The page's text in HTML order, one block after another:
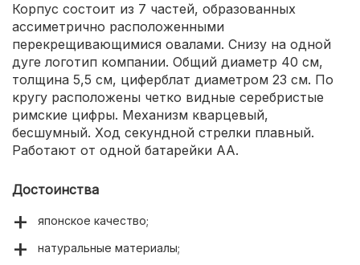
Корпус состоит из 7 частей, образованных
ассиметрично расположенными
перекрещивающимися овалами. Снизу на одной
дуге логотип компании. Общий диаметр 40 см,
толщина 5,5 см, циферблат диаметром 23 см. По
кругу расположены четко видные серебристые
римские цифры. Механизм кварцевый,
бесшумный. Ход секундной стрелки плавный.
Работают от одной батарейки АА.
Достоинства
японское качество;
натуральные материалы;